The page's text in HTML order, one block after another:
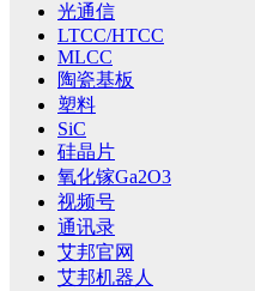
光通信
LTCC/HTCC
MLCC
陶瓷基板
塑料
SiC
硅晶片
氧化镓Ga2O3
视频号
通讯录
艾邦官网
艾邦机器人